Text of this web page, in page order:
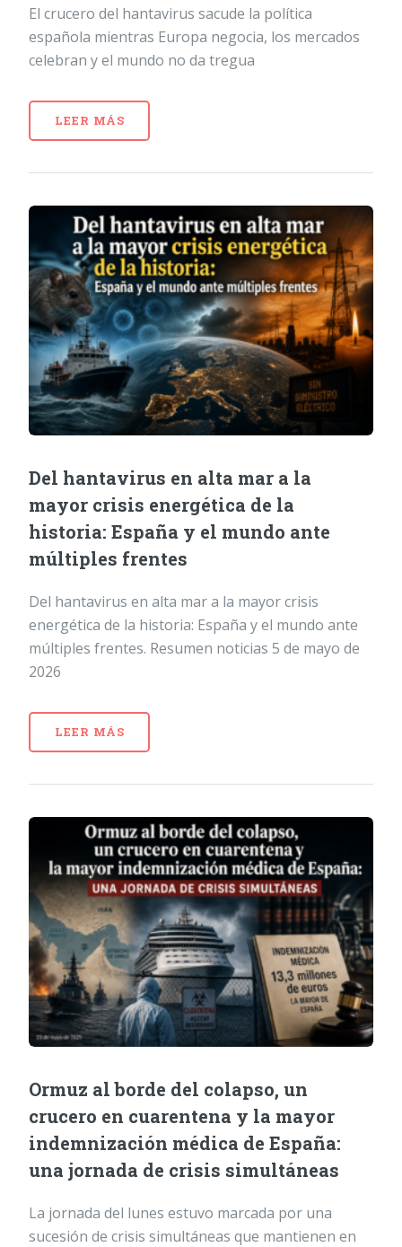
El crucero del hantavirus sacude la política
española mientras Europa negocia, los mercados
celebran y el mundo no da tregua
LEER MÁS
Del hantavirus en alta mar a la
mayor crisis energética de la
historia: España y el mundo ante
múltiples frentes
Del hantavirus en alta mar a la mayor crisis
energética de la historia: España y el mundo ante
múltiples frentes. Resumen noticias 5 de mayo de
2026
LEER MÁS
Ormuz al borde del colapso, un
crucero en cuarentena y la mayor
indemnización médica de España:
una jornada de crisis simultáneas
La jornada del lunes estuvo marcada por una
sucesión de crisis simultáneas que mantienen en